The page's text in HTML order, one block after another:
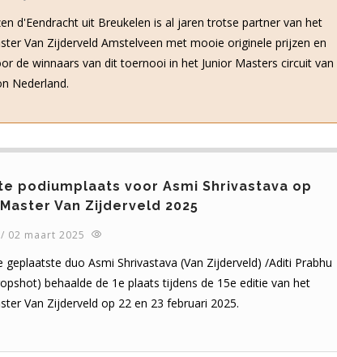
d'Eendracht uit Breukelen is al jaren trotse partner van het
Van Zijderveld Amstelveen met mooie originele prijzen en
de winnaars van dit toernooi in het Junior Masters circuit van
Nederland.
podiumplaats voor Asmi Shrivastava op
Van Zijderveld 2025
/ 02 maart 2025
geplaatste duo Asmi Shrivastava (Van Zijderveld) /Aditi Prabhu
behaalde de 1e plaats tijdens de 15e editie van het
Van Zijderveld op 22 en 23 februari 2025.